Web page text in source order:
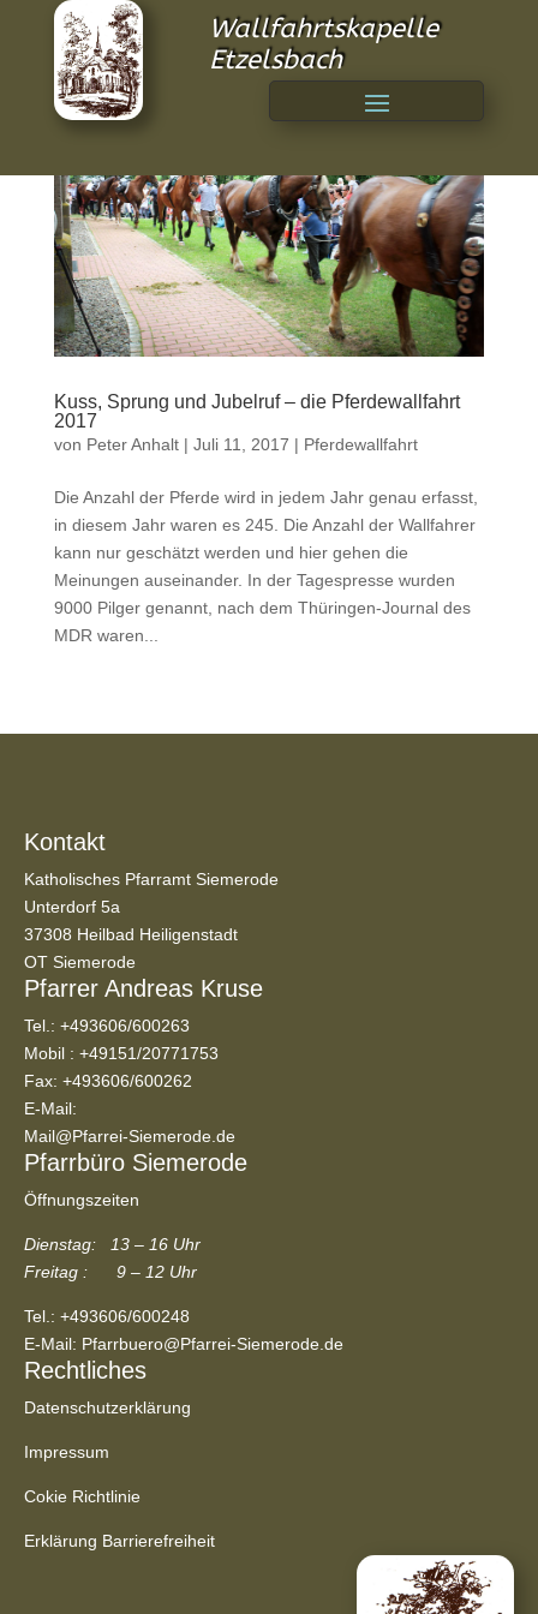
Wallfahrtskapelle
Etzelsbach
Kuss, Sprung und Jubelruf – die Pferdewallfahrt
2017
von Peter Anhalt| Juli 11, 2017 | Pferdewallfahrt
Die Anzahl der Pferde wird in jedem Jahr genau erfasst,
in diesem Jahr waren es 245. Die Anzahl der Wallfahrer
kann nur geschätzt werden und hier gehen die
Meinungen auseinander. In der Tagespresse wurden
9000 Pilger genannt, nach dem Thüringen-Journal des
MDR waren...
Kontakt
Katholisches Pfarramt Siemerode
Unterdorf 5a
37308 Heilbad Heiligenstadt
OT Siemerode
Pfarrer Andreas Kruse
Tel.:+493606/600263
Mobil :+49151/20771753
Fax: +493606/600262
E-Mail:
Mail@Pfarrei-Siemerode.de
Pfarrbüro Siemerode
Öffnungszeiten
Dienstag: 13 – 16 Uhr
Freitag : 9 – 12 Uhr
Tel.:+493606/600248
E-Mail: Pfarrbuero@Pfarrei-Siemerode.de
Rechtliches
Datenschutzerklärung
Impressum
Cokie Richtlinie
Erklärung Barrierefreiheit